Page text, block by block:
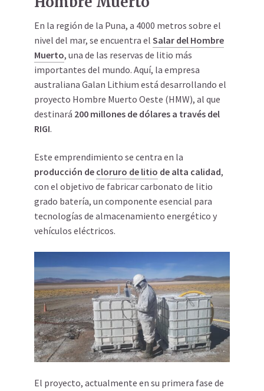
En la región de la Puna, a 4000 metros sobre el
nivel del mar, se encuentra el Salar del Hombre
Muerto, una de las reservas de litio más
importantes del mundo. Aquí, la empresa
australiana Galan Lithium está desarrollando el
proyecto Hombre Muerto Oeste (HMW), al que
destinará 200 millones de dólares a través del
RIGI.
Este emprendimiento se centra en la
producción de cloruro de litio de alta calidad,
con el objetivo de fabricar carbonato de litio
grado batería, un componente esencial para
tecnologías de almacenamiento energético y
vehículos eléctricos.
El proyecto, actualmente en su primera fase de